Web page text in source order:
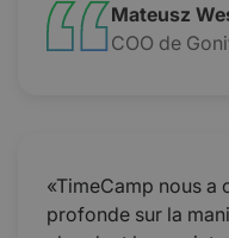
Mateusz
COO de
«TimeCamp nous a
profonde sur la